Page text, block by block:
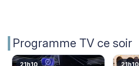
Programme TV ce soir
21h10 21h10